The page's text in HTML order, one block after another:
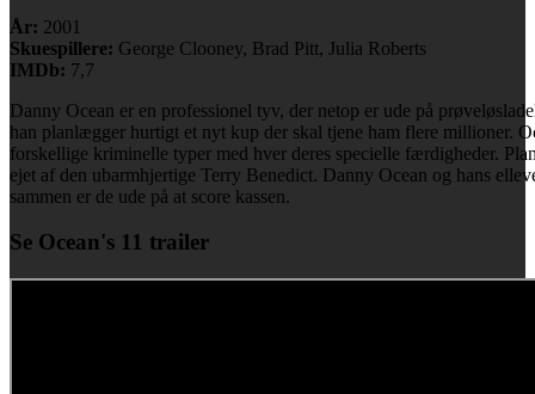
År: 2001
Skuespillere: George Clooney, Brad Pitt, Julia Roberts
IMDb: 7,7
Danny Ocean er en professionel tyv, der netop er ude på
han planlægger hurtigt et nyt kup der skal tjene ham flere millioner.
forskellige kriminelle typer med hver deres specielle færdigheder.
ejet af den ubarmhjertige Terry Benedict. Danny Ocean og hans
sammen er de ude på at score kassen.
Se Ocean's 11 trailer